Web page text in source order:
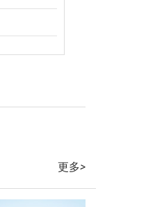
更多>